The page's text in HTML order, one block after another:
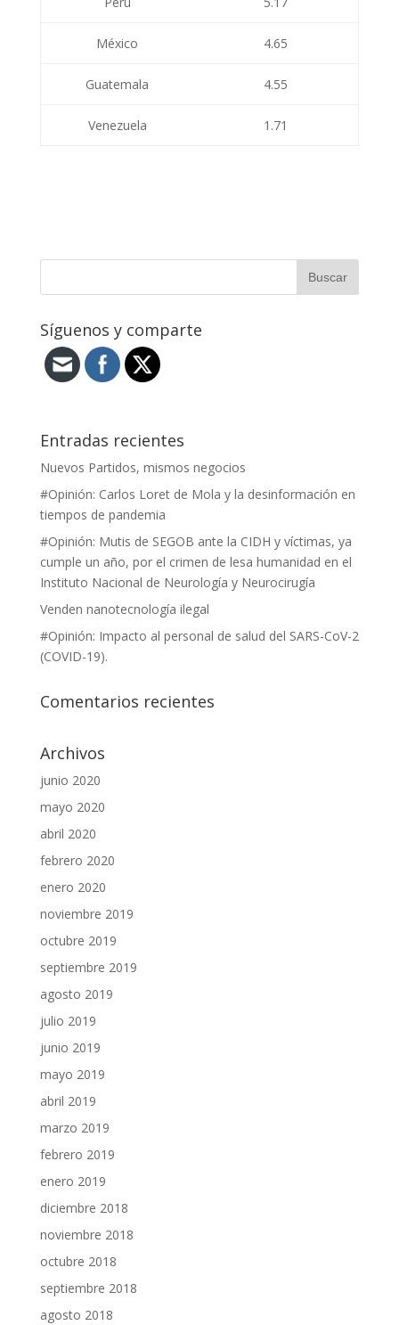
México 4.65
Guatemala 4.55
Venezuela 1.71
Síguenos y comparte
Entradas recientes
Nuevos Partidos, mismos negocios
#Opinión: Carlos Loret de Mola y la desinformación en
tiempos de pandemia
#Opinión: Mutis de SEGOB ante la CIDH y víctimas, ya
cumple un año, por el crimen de lesa humanidad en el
Instituto Nacional de Neurología y Neurocirugía
Venden nanotecnología ilegal
#Opinión: Impacto al personal de salud del SARS-CoV-2
(COVID-19).
Comentarios recientes
Archivos
junio 2020
mayo 2020
abril 2020
febrero 2020
enero 2020
noviembre 2019
octubre 2019
septiembre 2019
agosto 2019
julio 2019
junio 2019
mayo 2019
abril 2019
marzo 2019
febrero 2019
enero 2019
diciembre 2018
noviembre 2018
octubre 2018
septiembre 2018
agosto 2018